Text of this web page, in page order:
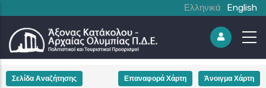
Ελληνικά English
Σελίδα Αναζήτησης Επαναφορά Χάρτη Άνοιγμα Χάρτη
+